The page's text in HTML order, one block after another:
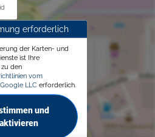
erforderlich
der Karten- und
ist Ihre
den
vom
LLC erforderlich.
und
aktivieren